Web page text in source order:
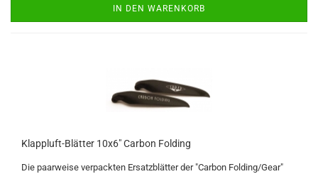
IN DEN WARENKORB
Klappluft-Blätter 10x6" Carbon Folding
Die paarweise verpackten Ersatzblätter der "Carbon Folding/Gear"